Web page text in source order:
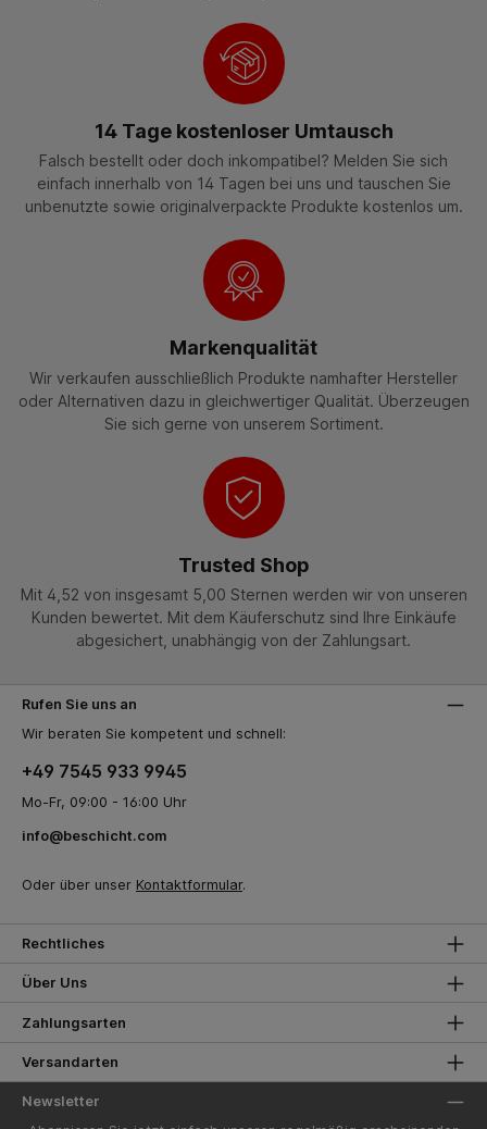
14 Tage kostenloser Umtausch
Falsch bestellt oder doch inkompatibel? Melden Sie sich
einfach innerhalb von 14 Tagen bei uns und tauschen Sie
unbenutzte sowie originalverpackte Produkte kostenlos um.
Markenqualität
Wir verkaufen ausschließlich Produkte namhafter Hersteller
oder Alternativen dazu in gleichwertiger Qualität. Überzeugen
Sie sich gerne von unserem Sortiment.
Trusted Shop
Mit 4,52 von insgesamt 5,00 Sternen werden wir von unseren
Kunden bewertet. Mit dem Käuferschutz sind Ihre Einkäufe
abgesichert, unabhängig von der Zahlungsart.
Rufen Sie uns an
Wir beraten Sie kompetent und schnell:
+49 7545 933 9945
Mo-Fr, 09:00 - 16:00 Uhr
info@beschicht.com
Oder über unser Kontaktformular.
Rechtliches
Über Uns
Zahlungsarten
Versandarten
Newsletter